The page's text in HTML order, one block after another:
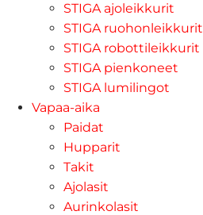
STIGA ajoleikkurit
STIGA ruohonleikkurit
STIGA robottileikkurit
STIGA pienkoneet
STIGA lumilingot
Vapaa-aika
Paidat
Hupparit
Takit
Ajolasit
Aurinkolasit